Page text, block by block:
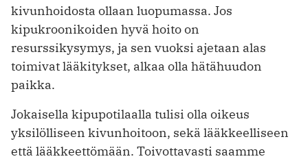
kivunhoidosta ollaan luopumassa. Jos
kipukroonikoiden hyvä hoito on
resurssikysymys, ja sen vuoksi ajetaan alas
toimivat lääkitykset, alkaa olla hätähuudon
paikka.
Jokaisella kipupotilaalla tulisi olla oikeus
yksilölliseen kivunhoitoon, sekä lääkkeelliseen
että lääkkeettömään. Toivottavasti saamme